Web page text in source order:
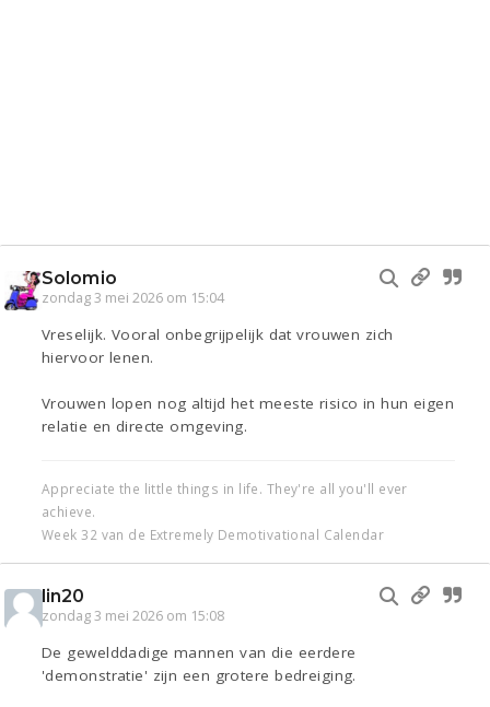
Solomio
zondag 3 mei 2026 om 15:04
Vreselijk. Vooral onbegrijpelijk dat vrouwen zich
hiervoor lenen.
Vrouwen lopen nog altijd het meeste risico in hun eigen
relatie en directe omgeving.
Appreciate the little things in life. They're all you'll ever
achieve.
Week 32 van de Extremely Demotivational Calendar
lin20
zondag 3 mei 2026 om 15:08
De gewelddadige mannen van die eerdere
'demonstratie' zijn een grotere bedreiging.